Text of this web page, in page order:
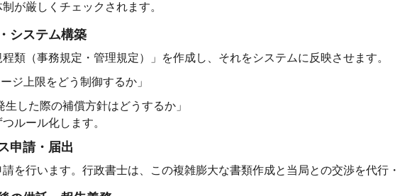
が厳しくチェックされます。
システム構築
類（事務規定・管理規定）」を作成し、それをシステムに反映させます。
ジ上限をどう制御するか」
生した際の補償方針はどうするか」
ルール化します。
申請・届出
を行います。行政書士は、この複雑膨大な書類作成と当局との交渉を代行・